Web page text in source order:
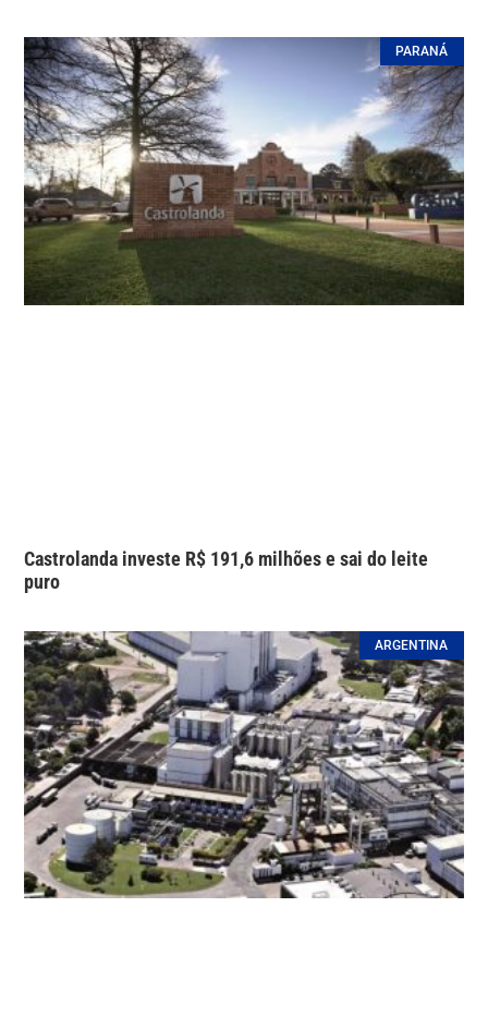
PARANÁ
Castrolanda investe R$ 191,6 milhões e sai do leite
puro
ARGENTINA